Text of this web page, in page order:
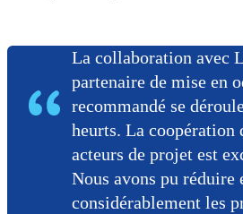
La collaboration avec
partenaire de mise en
recommandé se
heurts. La coopération
acteurs de projet est
Nous avons pu réduire
considérablement les